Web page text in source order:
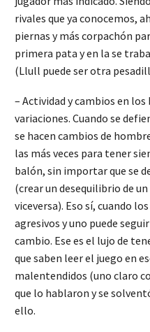
rivales que ya conocemos,
piernas y más corpachón
primera pata y en la se
(Llull puede ser otra
– Actividad y cambios en los
variaciones. Cuando se
se hacen cambios de
las más veces para tener
balón, sin importar que se
(crear un desequilibrio de
viceversa). Eso sí, cuando
agresivos y uno puede
cambio. Ese es el lujo de
que saben leer el juego en
malentendidos (uno claro
que lo hablaron y se
ello.